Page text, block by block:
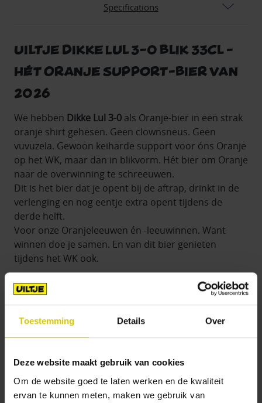
Toestemming Details Over
Deze website maakt gebruik van cookies
Om de website goed te laten werken en de kwaliteit
ervan te kunnen meten, maken we gebruik van
Specifications
Uiltje Dikke Lul 3-0 blik 33cl -
Hét Oranje support-bier van
2026
We hebben Dikke Lul 3‑0 als Oranje-bier in een strak
oranje shirt gehesen. Geen clownsneus. Geen
vuvuzela. Gewoon keiharde support voor óns Oranje
op het WK, maar dan in blikvorm. Hét bier om Oranje
naar de overwinning te schreeuwen.
Dit is het bier dat je opent bij de aftrap, drinkt in de
verlenging en nog eentje extra opent tijdens de
derde helft.
Voor onze Oranjeleeuwen én ‑leeuwinnen. Want
winnen doe je samen. En van dit bier genieten
tijdens het WK ook.
Open. Juich. Herhaal.
Enjoy the moment at home with some seriously
good beer.
Smaakpalet: Intens fruitig en bitter
Het lekkerst op temperatuur: 5-7 graden Celsius
▶ Lees meer informatie over de Uiltje Dikke Lul